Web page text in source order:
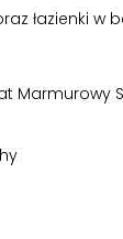
łazienki w
Marmurowy